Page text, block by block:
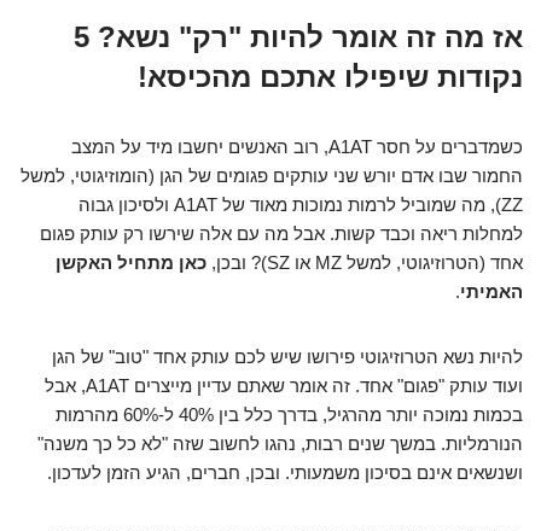
אז מה זה אומר להיות "רק" נשא? 5
נקודות שיפילו אתכם מהכיסא!
כשמדברים על חסר A1AT, רוב האנשים יחשבו מיד על המצב
החמור שבו אדם יורש שני עותקים פגומים של הגן (הומוזיגוטי, למשל
ZZ), מה שמוביל לרמות נמוכות מאוד של A1AT ולסיכון גבוה
למחלות ריאה וכבד קשות. אבל מה עם אלה שירשו רק עותק פגום
אחד (הטרוזיגוטי, למשל MZ או SZ)? ובכן,
כאן מתחיל האקשן
האמיתי.
להיות נשא הטרוזיגוטי פירושו שיש לכם עותק אחד "טוב" של הגן
ועוד עותק "פגום" אחד. זה אומר שאתם עדיין מייצרים A1AT, אבל
בכמות נמוכה יותר מהרגיל, בדרך כלל בין 40% ל-60% מהרמות
הנורמליות. במשך שנים רבות, נהגו לחשוב שזה "לא כל כך משנה"
ושנשאים אינם בסיכון משמעותי. ובכן, חברים, הגיע הזמן לעדכון.